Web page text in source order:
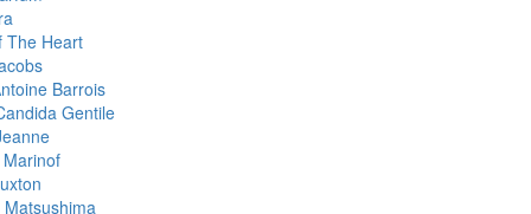
The Heart
Barrois
Gentile